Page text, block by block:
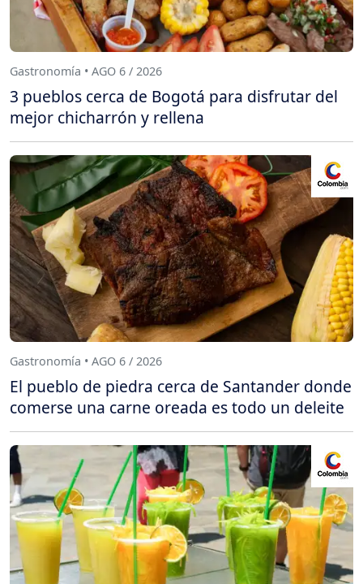
Gastronomía • AGO 6 / 2026
3 pueblos cerca de Bogotá para disfrutar del
mejor chicharrón y rellena
Gastronomía • AGO 6 / 2026
El pueblo de piedra cerca de Santander donde
comerse una carne oreada es todo un deleite